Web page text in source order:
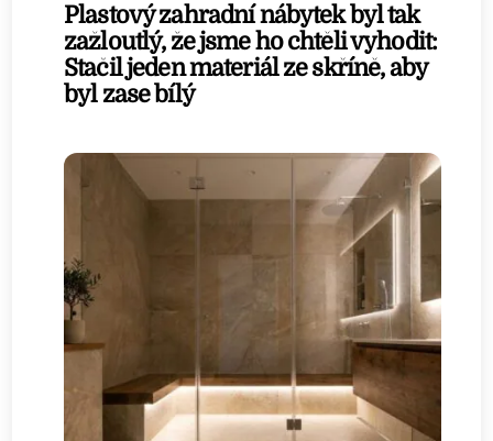
Plastový zahradní nábytek byl tak
zažloutlý, že jsme ho chtěli vyhodit:
Stačil jeden materiál ze skříně, aby
byl zase bílý